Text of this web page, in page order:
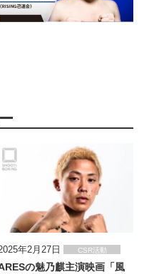
年2月27日 CSR活動
の魅乃麒主演映画「風